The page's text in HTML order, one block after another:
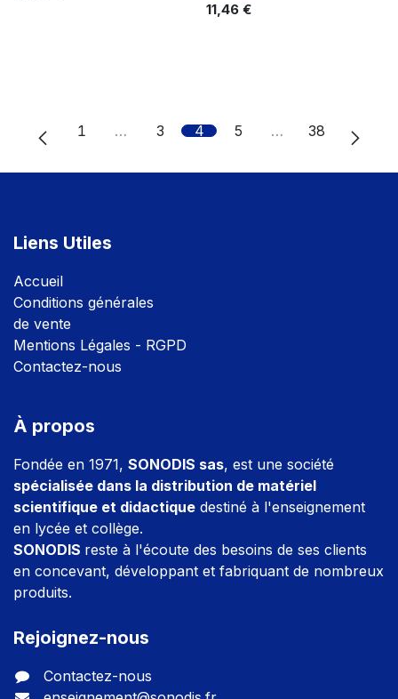
11,46€
1 … 3 4 5 … 38
Liens Utiles
Accueil
Conditions générales
de vente
Mentions Légales - RGPD
Contactez-nous
À propos
Fondée en 1971, SONODIS sas, est une société
spécialisée dans la distribution de matériel
scientifique et didactique destiné à l'enseignement
en lycée et collège.
SONODIS reste à l'écoute des besoins de ses clients
en concevant, développant et fabriquant de nombreux
produits.
Rejoignez-nous
Contactez-nous